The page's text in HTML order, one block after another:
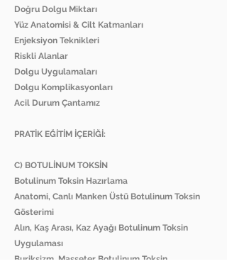
Doğru Dolgu Miktarı
Yüz Anatomisi & Cilt Katmanları
Enjeksiyon Teknikleri
Riskli Alanlar
Dolgu Uygulamaları
Dolgu Komplikasyonları
Acil Durum Çantamız
PRATİK EĞİTİM İÇERİĞİ:
C) BOTULİNUM TOKSİN
Botulinum Toksin Hazırlama
Anatomi, Canlı Manken Üstü Botulinum Toksin
Gösterimi
Alın, Kaş Arası, Kaz Ayağı Botulinum Toksin
Uygulaması
Buriksizm, Masseter Botulinum Toksin